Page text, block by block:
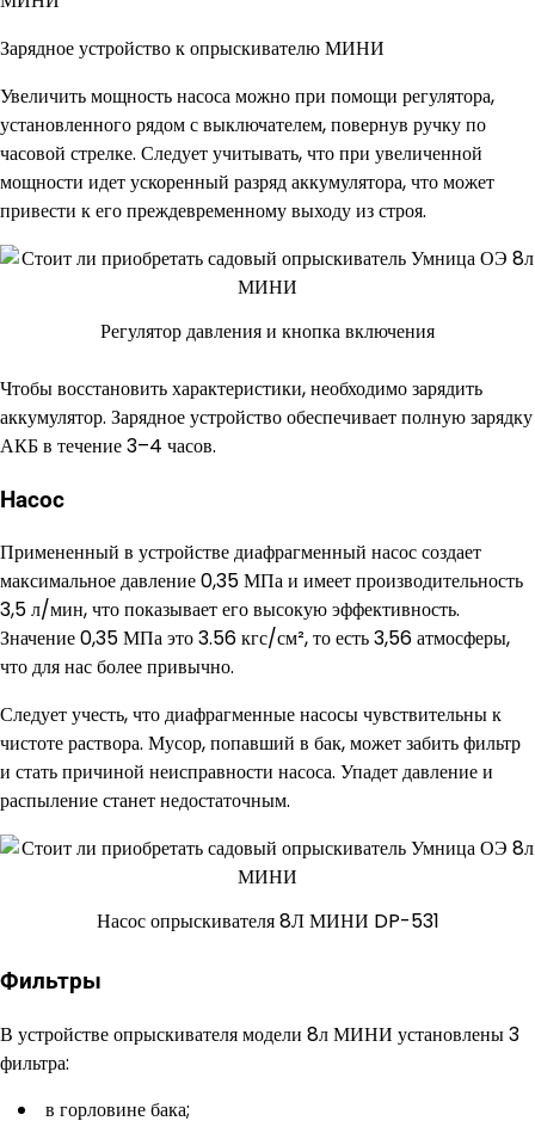
Зарядное устройство к опрыскивателю МИНИ
Увеличить мощность насоса можно при помощи регулятора,
установленного рядом с выключателем, повернув ручку по
часовой стрелке. Следует учитывать, что при увеличенной
мощности идет ускоренный разряд аккумулятора, что может
привести к его преждевременному выходу из строя.
Регулятор давления и кнопка включения
Чтобы восстановить характеристики, необходимо зарядить
аккумулятор. Зарядное устройство обеспечивает полную зарядку
АКБ в течение 3–4 часов.
Насос
Примененный в устройстве диафрагменный насос создает
максимальное давление 0,35 МПа и имеет производительность
3,5 л/мин, что показывает его высокую эффективность.
Значение 0,35 МПа это 3.56 кгс/см², то есть 3,56 атмосферы,
что для нас более привычно.
Следует учесть, что диафрагменные насосы чувствительны к
чистоте раствора. Мусор, попавший в бак, может забить фильтр
и стать причиной неисправности насоса. Упадет давление и
распыление станет недостаточным.
Насос опрыскивателя 8Л МИНИ DP-531
Фильтры
В устройстве опрыскивателя модели 8л МИНИ установлены 3
фильтра:
в горловине бака;